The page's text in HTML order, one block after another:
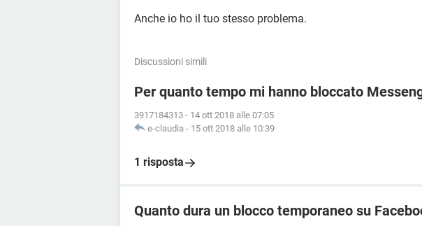
Anche io ho il tuo stesso problema.
Discussioni simili
Per quanto tempo mi hanno bloccato
3917184313 - 14 ott 2018 alle 07:05
e-claudia - 15 ott 2018 alle 10:39
1 risposta
Quanto dura un blocco temporaneo su